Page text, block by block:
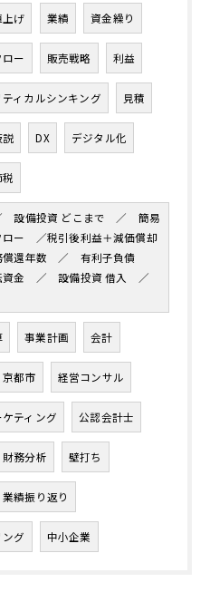
上げ 業績 資金繰り
ー 販売戦略 利益
ティカルシンキング 見積
説 DX デジタル化
税
設備投資 どこまで ／ 簡易
ロー ／税引後利益＋減価償却
還年数 ／ 有利子負債
資金 ／ 設備投資 借入 ／
事業計画 会計
京都市 経営コンサル
ケティング 公認会計士
財務分析 壁打ち
業績振り返り
グ 中小企業